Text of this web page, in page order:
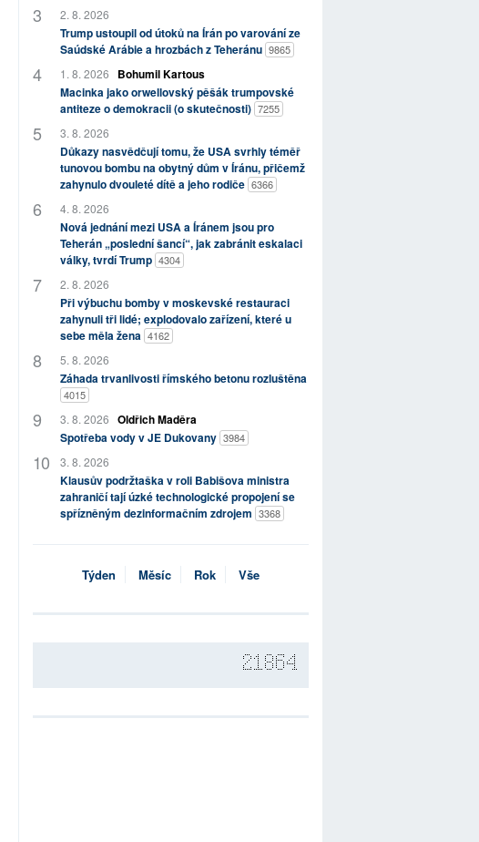
2. 8. 2026
Trump ustoupil od útoků na Írán po varování ze
Saúdské Arábie a hrozbách z Teheránu 9865
1. 8. 2026
Bohumil Kartous
Macinka jako orwellovský pěšák trumpovské
antiteze o demokracii (o skutečnosti) 7255
3. 8. 2026
Důkazy nasvědčují tomu, že USA svrhly téměř
tunovou bombu na obytný dům v Íránu, přičemž
zahynulo dvouleté dítě a jeho rodiče 6366
4. 8. 2026
Nová jednání mezi USA a Íránem jsou pro
Teherán „poslední šancí“, jak zabránit eskalaci
války, tvrdí Trump 4304
2. 8. 2026
Při výbuchu bomby v moskevské restauraci
zahynuli tři lidé; explodovalo zařízení, které u
sebe měla žena 4162
5. 8. 2026
Záhada trvanlivosti římského betonu rozluštěna
4015
3. 8. 2026 Oldřich Maděra
Spotřeba vody v JE Dukovany 3984
3. 8. 2026
Klausův podržtaška v roli Babišova ministra
zahraničí tají úzké technologické propojení se
spřízněným dezinformačním zdrojem 3368
Týden Měsíc Rok Vše
21864